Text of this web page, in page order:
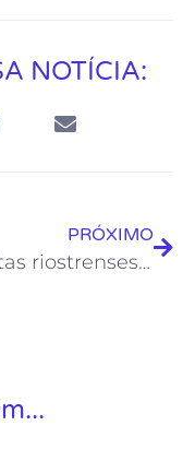
NOTÍCIA:
PRÓXIMO
Artistas riostrenses arrasam na edição especial do Projeto Soul da Casa no Sesc Verão